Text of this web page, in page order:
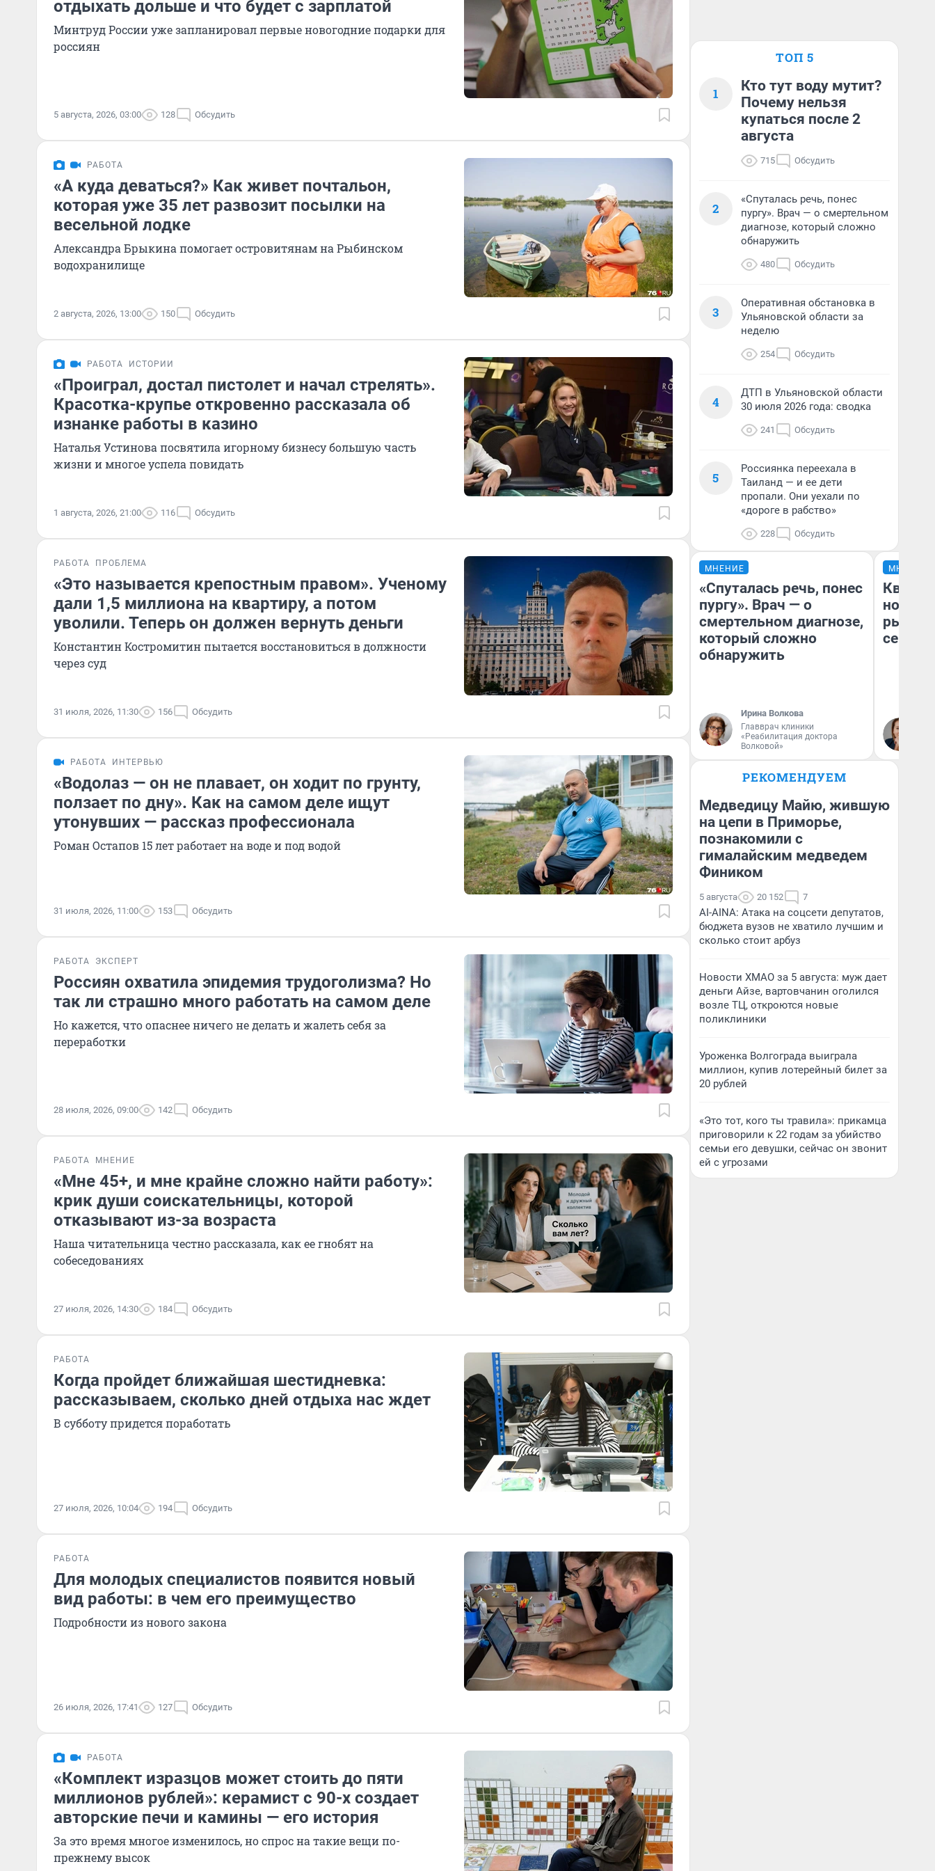
отдыхать дольше и что будет с зарплатой
Минтруд России уже запланировал первые новогодние подарки для
россиян
5 августа, 2026, 03:00 128 Обсудить
РАБОТА
«А куда деваться?» Как живет почтальон,
которая уже 35 лет развозит посылки на
весельной лодке
Александра Брыкина помогает островитянам на Рыбинском
водохранилище
2 августа, 2026, 13:00 150 Обсудить
РАБОТА ИСТОРИИ
«Проиграл, достал пистолет и начал стрелять».
Красотка-крупье откровенно рассказала об
изнанке работы в казино
Наталья Устинова посвятила игорному бизнесу большую часть
жизни и многое успела повидать
1 августа, 2026, 21:00 116 Обсудить
РАБОТА ПРОБЛЕМА
«Это называется крепостным правом». Ученому
дали 1,5 миллиона на квартиру, а потом
уволили. Теперь он должен вернуть деньги
Константин Костромитин пытается восстановиться в должности
через суд
31 июля, 2026, 11:30 156 Обсудить
РАБОТА ИНТЕРВЬЮ
«Водолаз — он не плавает, он ходит по грунту,
ползает по дну». Как на самом деле ищут
утонувших — рассказ профессионала
Роман Остапов 15 лет работает на воде и под водой
31 июля, 2026, 11:00 153 Обсудить
РАБОТА ЭКСПЕРТ
Россиян охватила эпидемия трудоголизма? Но
так ли страшно много работать на самом деле
Но кажется, что опаснее ничего не делать и жалеть себя за
переработки
28 июля, 2026, 09:00 142 Обсудить
РАБОТА МНЕНИЕ
«Мне 45+, и мне крайне сложно найти работу»:
крик души соискательницы, которой
отказывают из-за возраста
Наша читательница честно рассказала, как ее гнобят на
собеседованиях
27 июля, 2026, 14:30 184 Обсудить
РАБОТА
Когда пройдет ближайшая шестидневка:
рассказываем, сколько дней отдыха нас ждет
В субботу придется поработать
27 июля, 2026, 10:04 194 Обсудить
РАБОТА
Для молодых специалистов появится новый
вид работы: в чем его преимущество
Подробности из нового закона
26 июля, 2026, 17:41 127 Обсудить
РАБОТА
«Комплект изразцов может стоить до пяти
миллионов рублей»: керамист с 90-х создает
авторские печи и камины — его история
За это время многое изменилось, но спрос на такие вещи по-
прежнему высок
ТОП 5
1
Кто тут воду мутит?
Почему нельзя
купаться после 2
августа
715 Обсудить
2
«Спуталась речь, понес
пургу». Врач — о смертельном
диагнозе, который сложно
обнаружить
480 Обсудить
3
Оперативная обстановка в
Ульяновской области за
неделю
254 Обсудить
4
ДТП в Ульяновской области
30 июля 2026 года: сводка
241 Обсудить
5
Россиянка переехала в
Таиланд — и ее дети
пропали. Они уехали по
«дороге в рабство»
228 Обсудить
МНЕНИЕ
«Спуталась речь, понес
пургу». Врач — о
смертельном диагнозе,
который сложно
обнаружить
Ирина Волкова
Главврач клиники
«Реабилитация доктора
Волковой»
МНЕНИЕ
но
рынок
РЕКОМЕНДУЕМ
Медведицу Майю, жившую
на цепи в Приморье,
познакомили с
гималайским медведем
Фиником
5 августа 20 152 7
AI-AINA: Атака на соцсети депутатов,
бюджета вузов не хватило лучшим и
сколько стоит арбуз
Новости ХМАО за 5 августа: муж дает
деньги Айзе, вартовчанин оголился
возле ТЦ, откроются новые
поликлиники
Уроженка Волгограда выиграла
миллион, купив лотерейный билет за
20 рублей
«Это тот, кого ты травила»: прикамца
приговорили к 22 годам за убийство
семьи его девушки, сейчас он звонит
ей с угрозами